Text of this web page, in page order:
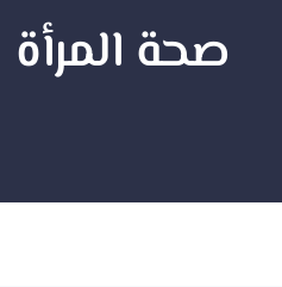
صحة المرأة